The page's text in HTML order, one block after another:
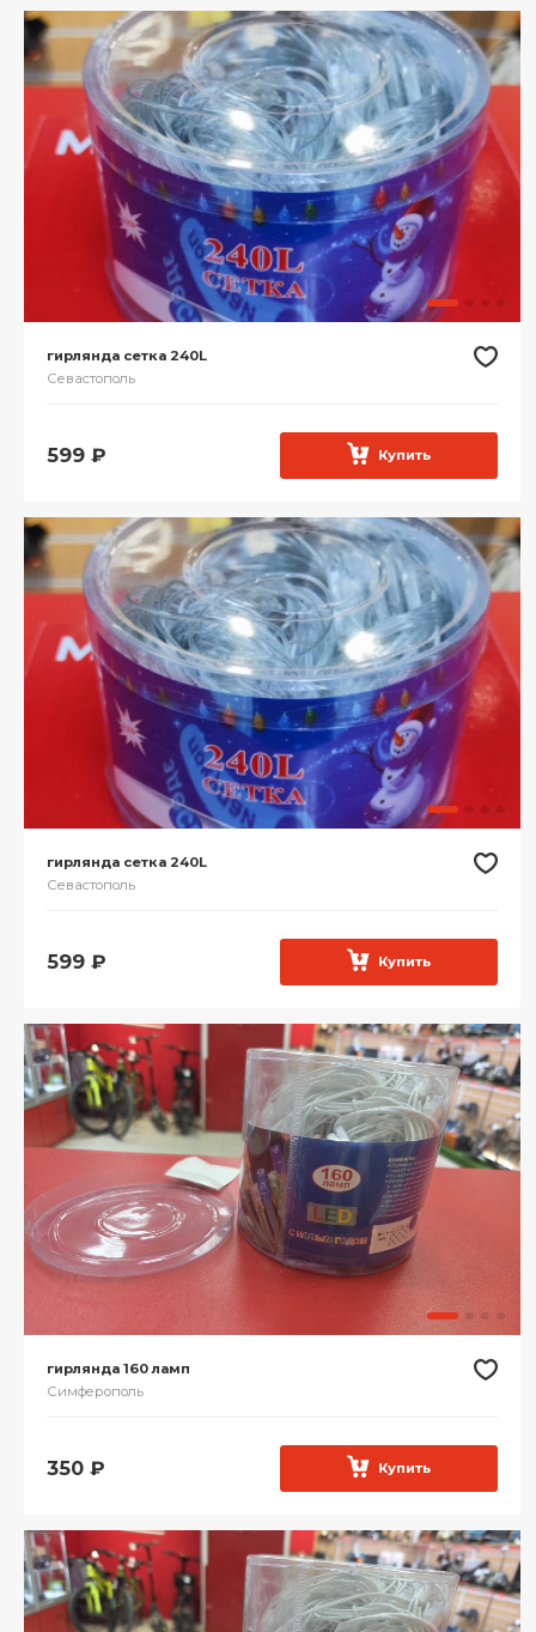
гирлянда сетка 240L
Севастополь
599 ₽ Купить
гирлянда сетка 240L
Севастополь
599 ₽ Купить
гирлянда 160 ламп
Симферополь
350 ₽ Купить